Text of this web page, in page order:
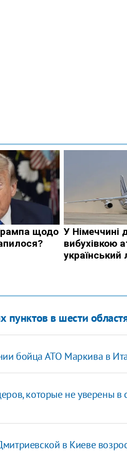
пунктов в шести
бойца АТО Маркива в
которые не уверены в
в Киеве